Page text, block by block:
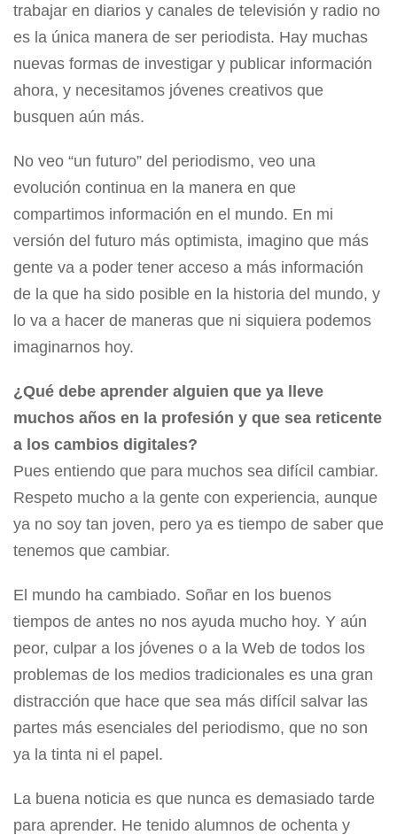
trabajar en diarios y canales de televisión y radio no
es la única manera de ser periodista. Hay muchas
nuevas formas de investigar y publicar información
ahora, y necesitamos jóvenes creativos que
busquen aún más.
No veo “un futuro” del periodismo, veo una
evolución continua en la manera en que
compartimos información en el mundo. En mi
versión del futuro más optimista, imagino que más
gente va a poder tener acceso a más información
de la que ha sido posible en la historia del mundo, y
lo va a hacer de maneras que ni siquiera podemos
imaginarnos hoy.
¿Qué debe aprender alguien que ya lleve
muchos años en la profesión y que sea reticente
a los cambios digitales?
Pues entiendo que para muchos sea difícil cambiar.
Respeto mucho a la gente con experiencia, aunque
ya no soy tan joven, pero ya es tiempo de saber que
tenemos que cambiar.
El mundo ha cambiado. Soñar en los buenos
tiempos de antes no nos ayuda mucho hoy. Y aún
peor, culpar a los jóvenes o a la Web de todos los
problemas de los medios tradicionales es una gran
distracción que hace que sea más difícil salvar las
partes más esenciales del periodismo, que no son
ya la tinta ni el papel.
La buena noticia es que nunca es demasiado tarde
para aprender. He tenido alumnos de ochenta y